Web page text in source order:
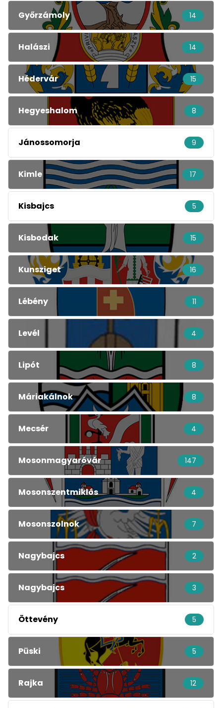
Győrzámoly 14
Halászi 14
Hédervár 15
Hegyeshalom 8
Jánossomorja 9
Kimle 17
Kisbajcs 5
Kisbodak 15
Kunsziget 16
Lébény 11
Levél 4
Lipót 8
Máriakálnok 8
Mecsér 4
Mosonmagyaróvár 147
Mosonszentmiklós 4
Mosonszolnok 7
Nagybajcs 2
Nagybajcs 3
Öttevény 5
Püski 5
Rajka 12